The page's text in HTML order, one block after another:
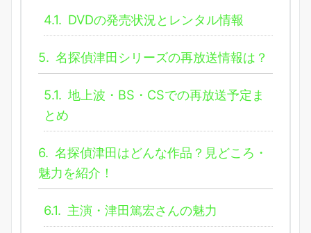
4.1. DVDの発売状況とレンタル情報
5. 名探偵津田シリーズの再放送情報は？
5.1. 地上波・BS・CSでの再放送予定ま
とめ
6. 名探偵津田はどんな作品？見どころ・
魅力を紹介！
6.1. 主演・津田篤宏さんの魅力